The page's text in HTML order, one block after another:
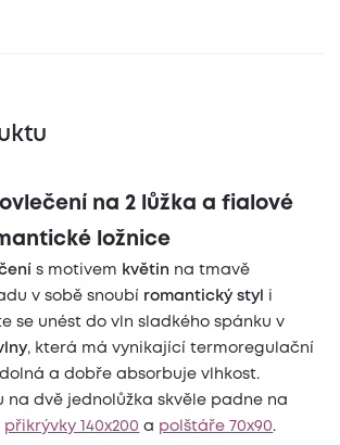
na 2 lůžka a fialové
ložnice
s motivem květin na tmavě
v sobě snoubí
romantický styl
se unést do vln sladkého spánku v
, která má vynikající termoregulační
a dobře absorbuje vlhkost.
na dvě jednolůžka skvěle padne na
přikrývky 140x200 a polštáře 70x90.